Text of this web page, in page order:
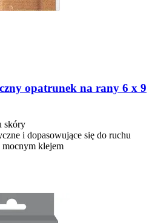
opatrunek na rany 6 x 9
skóry
i dopasowujące się do ruchu
klejem